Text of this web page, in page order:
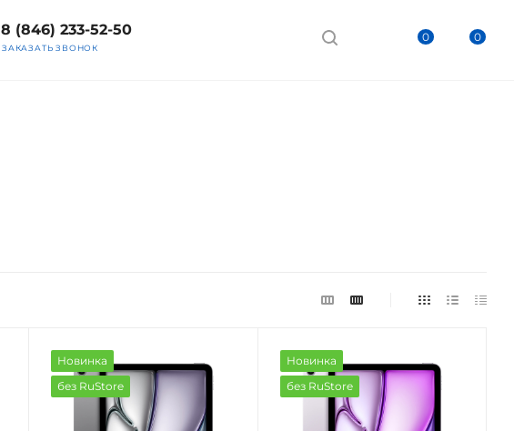
0 0
8 (846) 233-52-50
ЗАКАЗАТЬ ЗВОНОК
Новинка
без RuStore
Новинка
без RuStore